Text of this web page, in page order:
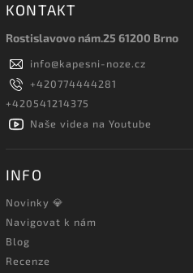
KONTAKT
Rostislavovo nám.25 61200 Brno
info@kapesni-noze.cz
+420774444281
+420541214375
Naše videa na Youtube
INFO
Novinky 💎
Navigovat k nám
Blog
Recenze